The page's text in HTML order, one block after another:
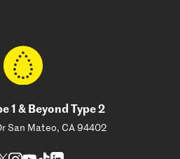
1 & Beyond Type 2
San Mateo, CA 94402